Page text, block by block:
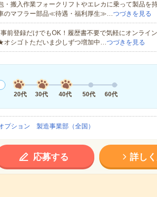
・搬入作業フォークリフトやエレカに乗って製品を
車のマフラー部品≪待遇・福利厚生≫…つづきを見る
前登録だけでもOK！履歴書不要で気軽にオンライ
オシゴトただいま少しずつ増加中…つづきを見る
20代
30代 40代 50代 60代
プション 製造事業部（全国）
応募する 詳し